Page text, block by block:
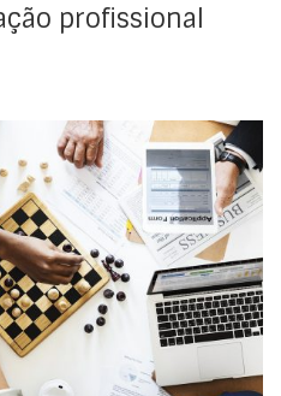
profissional
profissional são os
Cursos de Aprendizagem
(CAE), os
(CHT), os Cursos de
Jovens (CEF), os Cursos de
Adultos (EFA), os Cursos de
(CET)as Formações
ação dirigida a empresas
realizadas por